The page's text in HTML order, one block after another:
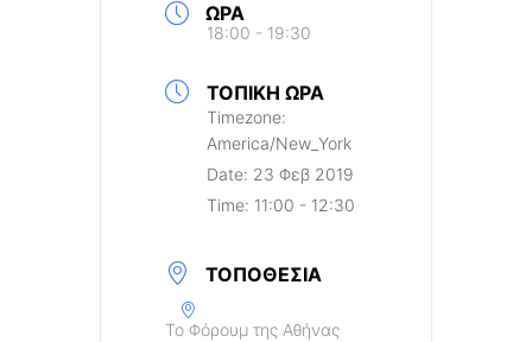
ΏΡΑ
18:00 - 19:30
ΤΟΠΙΚΉ ΏΡΑ
Timezone:
America/New_York
Date: 23 Φεβ 2019
Time: 11:00 - 12:30
ΤΟΠΟΘΕΣΊΑ
Το Φόρουμ της Αθήνας